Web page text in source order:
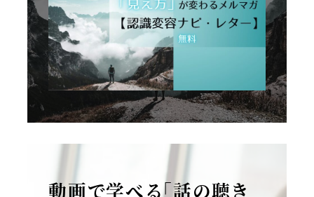
動画で学べる「話の聴き